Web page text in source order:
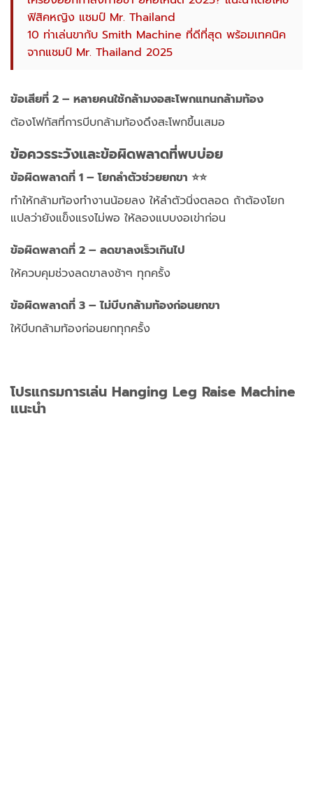
ฟิสิคหญิง แชมป์ Mr. Thailand
10 ท่าเล่นขากับ Smith Machine ที่ดีที่สุด พร้อมเทคนิค
จากแชมป์ Mr. Thailand 2025
ข้อเสียที่ 2 – หลายคนใช้กล้ามงอสะโพกแทนกล้ามท้อง
ต้องโฟกัสที่การบีบกล้ามท้องดึงสะโพกขึ้นเสมอ
ข้อควรระวังและข้อผิดพลาดที่พบบ่อย
ข้อผิดพลาดที่ 1 – โยกลำตัวช่วยยกขา ⭐⭐
ทำให้กล้ามท้องทำงานน้อยลง ให้ลำตัวนิ่งตลอด ถ้าต้องโยก
แปลว่ายังแข็งแรงไม่พอ ให้ลองแบบงอเข่าก่อน
ข้อผิดพลาดที่ 2 – ลดขาลงเร็วเกินไป
ให้ควบคุมช่วงลดขาลงช้าๆ ทุกครั้ง
ข้อผิดพลาดที่ 3 – ไม่บีบกล้ามท้องก่อนยกขา
ให้บีบกล้ามท้องก่อนยกทุกครั้ง
โปรแกรมการเล่น Hanging Leg Raise Machine
แนะนำ